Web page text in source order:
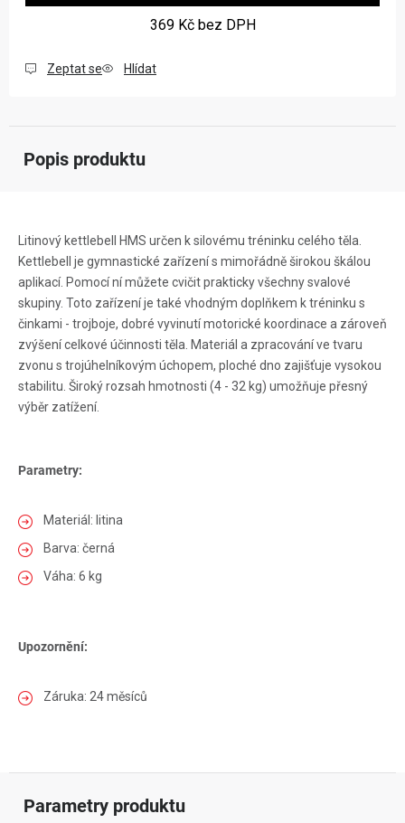
369 Kčbez DPH
Zeptat se Hlídat
Popis produktu
Litinový kettlebell HMS určen k silovému tréninku celého těla.
Kettlebell je gymnastické zařízení s mimořádně širokou škálou
aplikací. Pomocí ní můžete cvičit prakticky všechny svalové
skupiny. Toto zařízení je také vhodným doplňkem k tréninku s
činkami - trojboje, dobré vyvinutí motorické koordinace a zároveň
zvýšení celkové účinnosti těla. Materiál a zpracování ve tvaru
zvonu s trojúhelníkovým úchopem, ploché dno zajišťuje vysokou
stabilitu. Široký rozsah hmotnosti (4 - 32 kg) umožňuje přesný
výběr zatížení.
Parametry:
Materiál: litina
Barva: černá
Váha: 6 kg
Upozornění:
Záruka: 24 měsíců
Parametry produktu